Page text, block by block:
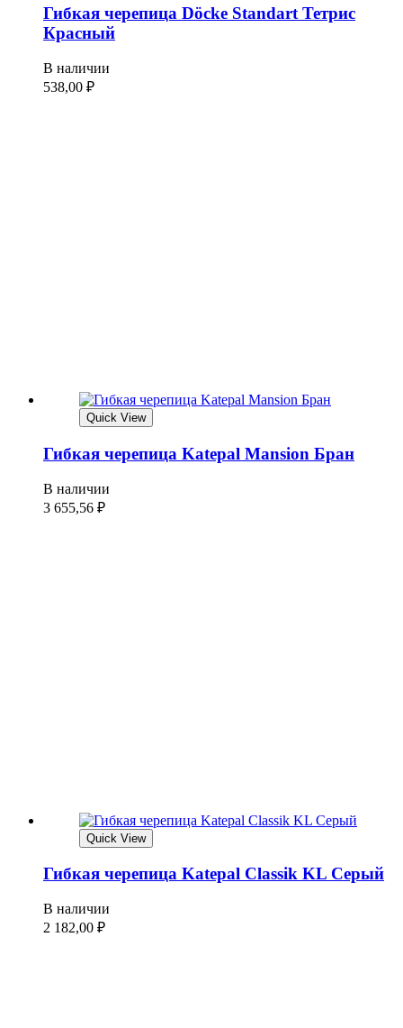
Гибкая черепица Döcke Standart Тетрис
Красный
В наличии
538,00 ₽
Quick View
Гибкая черепица Katepal Mansion Бран
В наличии
3 655,56 ₽
Quick View
Гибкая черепица Katepal Classik KL Серый
В наличии
2 182,00 ₽